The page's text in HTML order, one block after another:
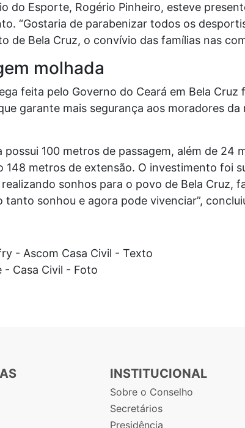
do Esporte, Rogério Pinheiro, esteve
“Gostaria de parabenizar todos os
de Bela Cruz, o convívio das famílias nas
molhada
feita pelo Governo do Ceará em Bela
garante mais segurança aos moradores
possui 100 metros de passagem, além de 24
148 metros de extensão. O investimento foi
sonhos para o povo de Bela Cruz,
tanto sonhou e agora pode vivenciar”,
- Ascom Casa Civil - Texto
- Casa Civil - Foto
INSTITUCIONAL
Sobre o Conselho
Secretários
Presidência